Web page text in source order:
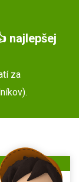
najlepšej
za